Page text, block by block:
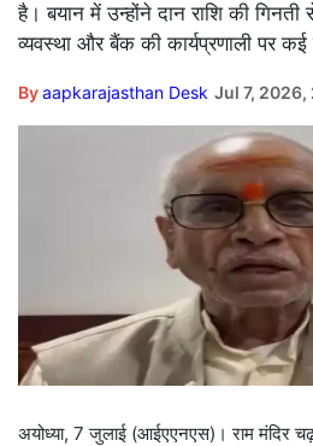
है। बयान में उन्होंने दान राशि की गिनती
व्यवस्था और बैंक की कार्यप्रणाली पर कई
Byaapkarajasthan Desk Jul 7, 2026,
अयोध्या, 7 जुलाई (आईएएनएस)। राम मंदिर